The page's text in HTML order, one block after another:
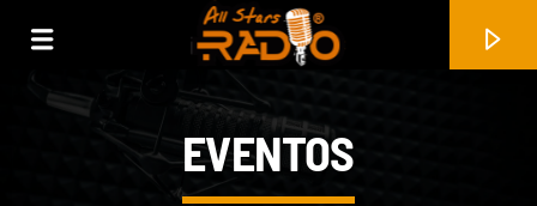
EVENTOS